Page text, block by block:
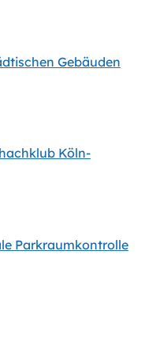
Gebäuden
Köln-
Parkraumkontrolle